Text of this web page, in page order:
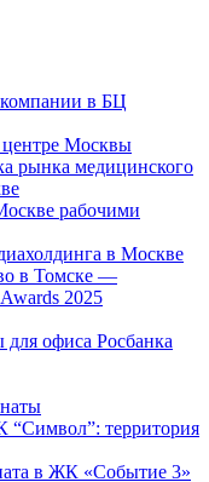
в БЦ
центре Москвы
рынка медицинского
рабочими
в Москве
в Томске —
2025
офиса Росбанка
“Символ”: территория
в ЖК «Событие 3»